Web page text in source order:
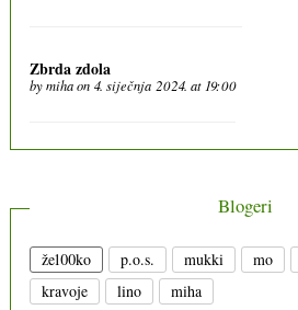
Zbrda zdola
bymihaon 4. siječnja 2024. at 19:00
Blogeri
že100ko p.o.s. mukki mo
kravoje
lino miha